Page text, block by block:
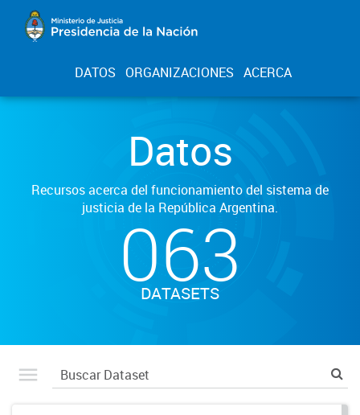
DATOS ORGANIZACIONES ACERCA
Datos
Recursos acerca del funcionamiento del sistema de
justicia de la República Argentina.
063
DATASETS